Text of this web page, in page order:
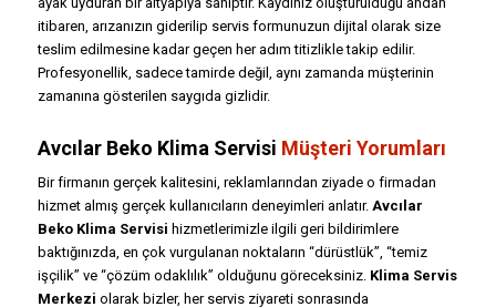
itibaren, arızanızın giderilip servis formunuzun dijital olarak size
teslim edilmesine kadar geçen her adım titizlikle takip edilir.
Profesyonellik, sadece tamirde değil, aynı zamanda müşterinin
zamanına gösterilen saygıda gizlidir.
Avcılar Beko Klima Servisi Müşteri Yorumları
Bir firmanın gerçek kalitesini, reklamlarından ziyade o firmadan
hizmet almış gerçek kullanıcıların deneyimleri anlatır. Avcılar
Beko Klima Servisi hizmetlerimizle ilgili geri bildirimlere
baktığınızda, en çok vurgulanan noktaların “dürüstlük”, “temiz
işçilik” ve “çözüm odaklılık” olduğunu göreceksiniz. Klima Servis
Merkezi olarak bizler, her servis ziyareti sonrasında